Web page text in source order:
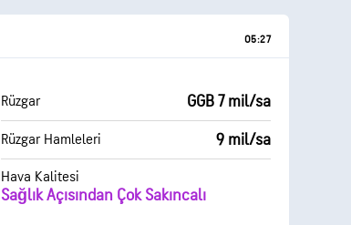
05:27
Rüzgar GGB 7 mil/sa
Rüzgar Hamleleri 9 mil/sa
Hava Kalitesi
Sağlık Açısından Çok Sakıncalı